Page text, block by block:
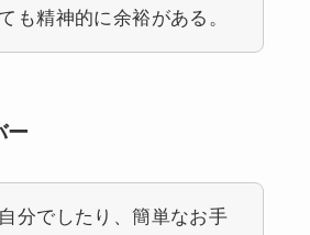
も精神的に余裕がある。
ー
分でしたり、簡単なお手